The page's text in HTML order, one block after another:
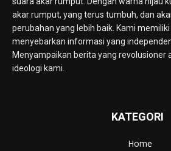
akar rumput, yang terus tumbuh, dan
perubahan yang lebih baik. Kami
menyebarkan informasi yang
Menyampaikan berita yang revolusioner
ideologi kami.
KATEGORI
Home